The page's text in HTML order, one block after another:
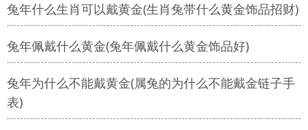
兔年什么生肖可以戴黄金(生肖兔带什么黄金饰品招财)
兔年佩戴什么黄金(兔年佩戴什么黄金饰品好)
兔年为什么不能戴黄金(属兔的为什么不能戴金链子手
表)